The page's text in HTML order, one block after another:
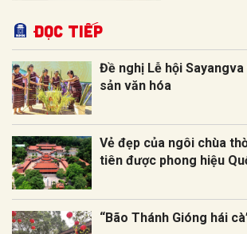
Đọc tiếp
Đề nghị Lễ hội
sản văn hóa
Vẻ đẹp của ngôi chùa
tiên được phong hiệu
“Bão Thánh Gióng hái